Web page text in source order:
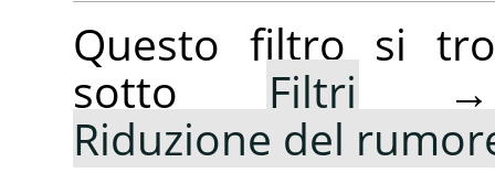
Questo filtro si
sotto Filtri
Riduzione del